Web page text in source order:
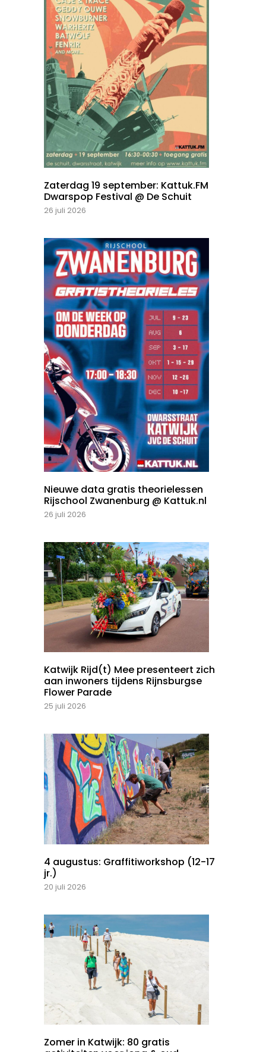
Zaterdag 19 september: Kattuk.FM
Dwarspop Festival @ De Schuit
26 juli 2026
Nieuwe data gratis theorielessen
Rijschool Zwanenburg @ Kattuk.nl
26 juli 2026
Katwijk Rijd(t) Mee presenteert zich
aan inwoners tijdens Rijnsburgse
Flower Parade
25 juli 2026
4 augustus: Graffitiworkshop (12-17
jr.)
20 juli 2026
Zomer in Katwijk: 80 gratis